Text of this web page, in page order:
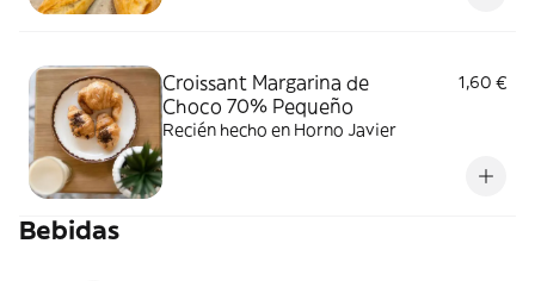
Croissant Margarina de
Choco 70% Pequeño
1,60 €
Recién hecho en Horno Javier
Bebidas